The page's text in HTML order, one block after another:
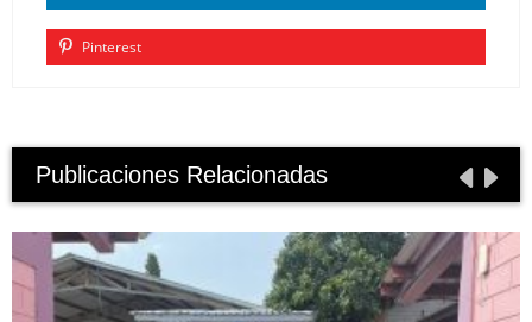
Pinterest
Publicaciones Relacionadas